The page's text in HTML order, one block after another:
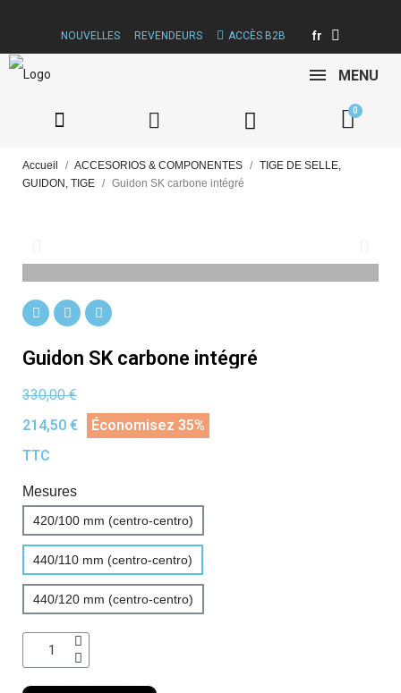
NOUVELLES REVENDEURS ACCÈS B2B fr
MENU
Accueil ACCESORIOS & COMPONENTES
TIGE DE SELLE,
GUIDON, TIGE
Guidon SK carbone intégré
Guidon SK carbone intégré
330,00 €
214,50 €
Économisez 35%
TTC
Mesures
420/100 mm (centro-centro)
440/110 mm (centro-centro)
440/120 mm (centro-centro)